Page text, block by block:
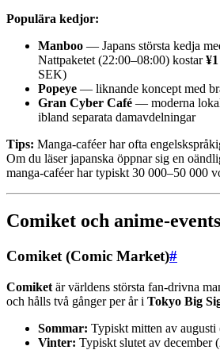
Populära kedjor:
Manboo — Japans största kedja
Nattpaketet (22:00–08:00) kostar
SEK)
Popeye — liknande koncept med
Gran Cyber Café — moderna
ibland separata damavdelningar
Tips: Manga-caféer har ofta
Om du läser japanska öppnar sig en
manga-caféer har typiskt 30 000–50 000
Comiket och anime-events
Comiket (Comic Market)#
Comiket är världens största fan-drivna
och hålls två gånger per år i Tokyo Big
Sommar: Typiskt mitten av
Vinter: Typiskt slutet av december